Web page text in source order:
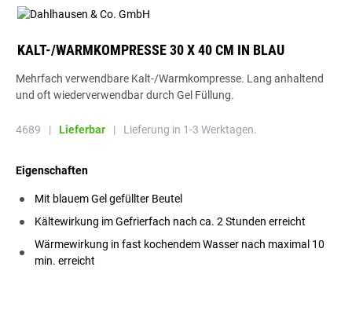
KALT-/WARMKOMPRESSE 30 X 40 CM IN BLAU
Mehrfach verwendbare Kalt-/Warmkompresse. Lang anhaltend
und oft wiederverwendbar durch Gel Füllung.
4689 | Lieferbar | Lieferung in 1-3 Werktagen.
Eigenschaften
Mit blauem Gel gefüllter Beutel
Kältewirkung im Gefrierfach nach ca. 2 Stunden erreicht
Wärmewirkung in fast kochendem Wasser nach maximal 10
min. erreicht